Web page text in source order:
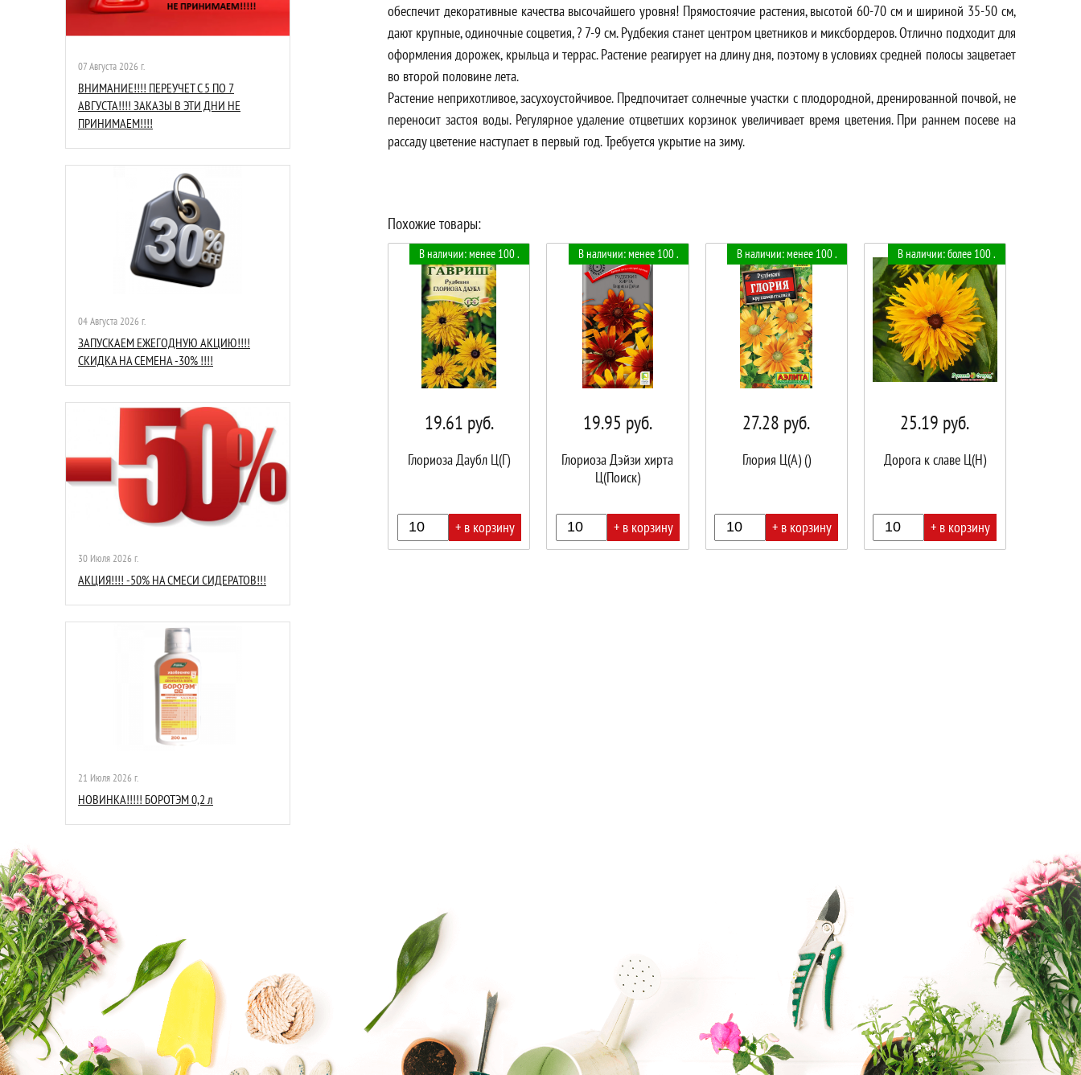
07 Августа 2026 г.
ВНИМАНИЕ!!!! ПЕРЕУЧЕТ С 5 ПО 7
АВГУСТА!!!! ЗАКАЗЫ В ЭТИ ДНИ НЕ
ПРИНИМАЕМ!!!!
04 Августа 2026 г.
ЗАПУСКАЕМ ЕЖЕГОДНУЮ АКЦИЮ!!!!
СКИДКА НА СЕМЕНА -30% !!!!
30 Июля 2026 г.
АКЦИЯ!!!! -50% НА СМЕСИ СИДЕРАТОВ!!!
21 Июля 2026 г.
НОВИНКА!!!!! БОРОТЭМ 0,2 л
обеспечит декоративные качества высочайшего уровня! Прямостоячие растения, высотой 60-70 см и шириной 35-50 см,
дают крупные, одиночные соцветия, ? 7-9 см. Рудбекия станет центром цветников и миксбордеров. Отлично подходит для
оформления дорожек, крыльца и террас. Растение реагирует на длину дня, поэтому в условиях средней полосы зацветает
во второй половине лета.
Растение неприхотливое, засухоустойчивое. Предпочитает солнечные участки с плодородной, дренированной почвой, не
переносит застоя воды. Регулярное удаление отцветших корзинок увеличивает время цветения. При раннем посеве на
рассаду цветение наступает в первый год. Требуется укрытие на зиму.
Похожие товары:
В наличии: менее 100 .
19.61 руб.
Глориоза Даубл Ц(Г)
+ в корзину
В наличии: менее 100 .
19.95 руб.
Глориоза Дэйзи хирта
Ц(Поиск)
+ в корзину
В наличии: менее 100 .
27.28 руб.
Глория Ц(А) ()
+ в корзину
В наличии: более 100 .
25.19 руб.
Дорога к славе Ц(Н)
+ в корзину